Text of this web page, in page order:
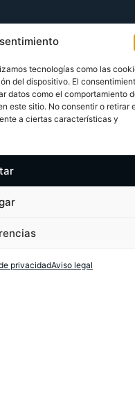
tecnologías como las
del dispositivo. El
datos como el comportamiento
este sitio. No consentir o retirar
a ciertas características y
privacidadAviso legal
(España)